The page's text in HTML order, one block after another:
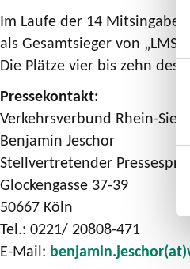
Im Laufe der 14
als Gesamtsieger von „LMS
Die Plätze vier bis zehn des
Pressekontakt:
Verkehrsverbund Rhein-Sieg
Benjamin Jeschor
Stellvertretender
Glockengasse 37-39
50667 Köln
Tel.: 0221/ 20808-471
E-Mail: